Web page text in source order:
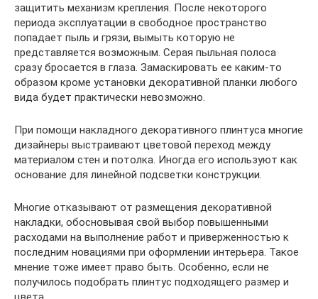
защитить механизм крепления. После некоторого
периода эксплуатации в свободное пространство
попадает пыль и грязи, вымыть которую не
представляется возможным. Серая пыльная полоса
сразу бросается в глаза. Замаскировать ее каким-то
образом кроме установки декоративной планки любого
вида будет практически невозможно.
При помощи накладного декоративного плинтуса многие
дизайнеры выстраивают цветовой переход между
материалом стен и потолка. Иногда его используют как
основание для линейной подсветки конструкции.
Многие отказывают от размещения декоративной
накладки, обосновывая свой выбор повышенными
расходами на выполнение работ и приверженностью к
последним новациями при оформлении интерьера. Такое
мнение тоже имеет право быть. Особенно, если не
получилось подобрать плинтус подходящего размер и